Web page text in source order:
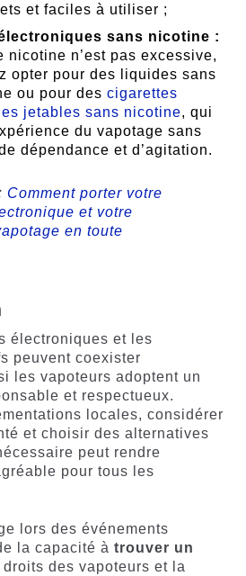
et faciles à utiliser ;
sans nicotine :
nicotine n’est pas excessive,
opter pour des liquides sans
ou pour des cigarettes
jetables sans nicotine, qui
du vapotage sans
dépendance et d’agitation.
Comment porter votre
et votre
en toute
électroniques et les
peuvent coexister
les vapoteurs adoptent un
et respectueux.
locales, considérer
et choisir des alternatives
peut rendre
pour tous les
lors des événements
la capacité à trouver un
des vapoteurs et la